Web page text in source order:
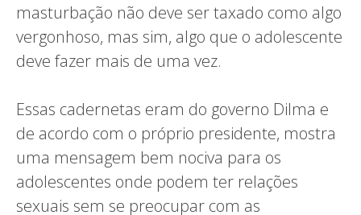
masturbação não deve ser taxado como algo
vergonhoso, mas sim, algo que o adolescente
deve fazer mais de uma vez.
Essas cadernetas eram do governo Dilma e
de acordo com o próprio presidente, mostra
uma mensagem bem nociva para os
adolescentes onde podem ter relações
sexuais sem se preocupar com as